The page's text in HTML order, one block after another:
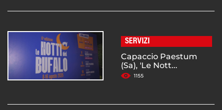
SERVIZI
Capaccio Paestum
(Sa), 'Le Nott...
1155